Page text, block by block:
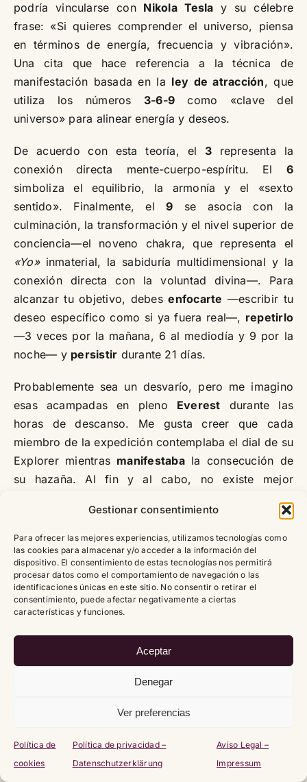
Gestionar consentimiento
Para ofrecer las mejores experiencias, utilizamos tecnologías como
las cookies para almacenar y/o acceder a la información del
dispositivo. El consentimiento de estas tecnologías nos permitirá
procesar datos como el comportamiento de navegación o las
identificaciones únicas en este sitio. No consentir o retirar el
consentimiento, puede afectar negativamente a ciertas
características y funciones.
Aceptar
Denegar
Ver preferencias
Política de
cookies
Política de privacidad –
Datenschutzerklärung
Aviso Legal –
Impressum
podría vincularse con Nikola Tesla y su célebre
frase: «Si quieres comprender el universo, piensa
en términos de energía, frecuencia y vibración».
Una cita que hace referencia a la técnica de
manifestación basada en la ley de atracción, que
utiliza los números 3-6-9 como «clave del
universo» para alinear energía y deseos.
De acuerdo con esta teoría, el 3representa la
conexión directa mente-cuerpo-espíritu. El 6
simboliza el equilibrio, la armonía y el «sexto
sentido». Finalmente, el9 se asocia con la
culminación, la transformación y el nivel superior de
conciencia—el noveno chakra, que representa el
«Yo»inmaterial, la sabiduría multidimensional y la
conexión directa con la voluntad divina—. Para
alcanzar tu objetivo, debesenfocarte —escribir tu
deseo específico como si ya fuera real—, repetirlo
—3 veces por la mañana, 6 al mediodía y 9 por la
noche— y persistir durante 21 días.
Probablemente sea un desvarío, pero me imagino
esas acampadas en pleno Everest durante las
horas de descanso. Me gusta creer que cada
miembro de la expedición contemplaba el dial de su
Explorer mientras manifestabala consecución de
su hazaña. Al fin y al cabo, no existe mejor
La opinión de Ismael
(@ismaeljlara)
He comenzado este artículo señalando que el
Exploreres un reloj que genera controversias en la
industria. No tanto por su historia, sino por su
apariencia. Por un lado, sus detractores vierten
críticas feroces hacia su
muchos, un reloj aburrido comparado con
sobrevalorado al catalogarlo como unOyster
Perpetual
con números pero aún más caro.